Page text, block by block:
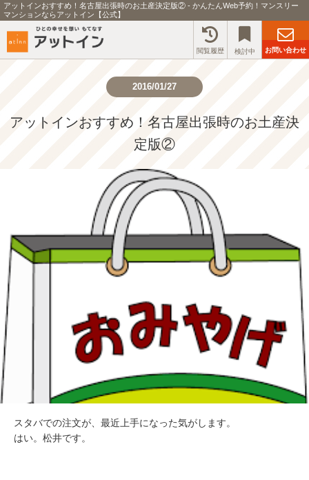
アットインおすすめ！名古屋出張時のお土産決定版② - かんたんWeb予約！マンスリー
マンションならアットイン【公式】
閲覧履歴 検討中 お問い合わせ
2016/01/27
アットインおすすめ！名古屋出張時のお土産決
定版②
スタバでの注文が、最近上手になった気がします。
はい。松井です。